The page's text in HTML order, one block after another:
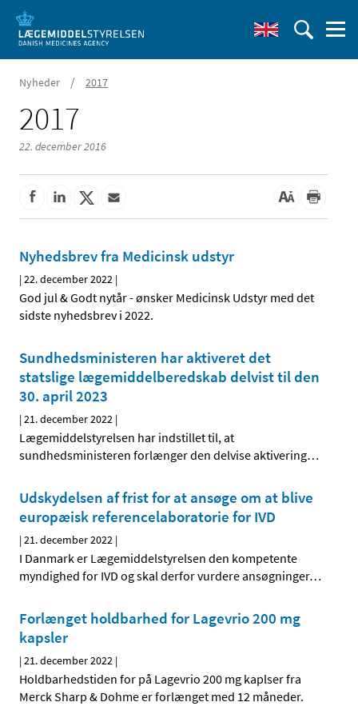
Nyheder / 2017
2017
22. december 2016
Nyhedsbrev fra Medicinsk udstyr
|22. december 2022 |
God jul & Godt nytår - ønsker Medicinsk Udstyr med det
sidste nyhedsbrev i 2022.
Sundhedsministeren har aktiveret det
statslige lægemiddelberedskab delvist til den
30. april 2023
|21. december 2022 |
Lægemiddelstyrelsen har indstillet til, at
sundhedsministeren forlænger den delvise aktivering…
Udskydelsen af frist for at ansøge om at blive
europæisk referencelaboratorie for IVD
|21. december 2022 |
I Danmark er Lægemiddelstyrelsen den kompetente
myndighed for IVD og skal derfor vurdere ansøgninger…
Forlænget holdbarhed for Lagevrio 200 mg
kapsler
|21. december 2022 |
Holdbarhedstiden for på Lagevrio 200 mg kaplser fra
Merck Sharp & Dohme er forlænget med 12 måneder.